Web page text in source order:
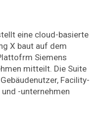
eine cloud-basierte
X baut auf dem
Siemens
mitteilt. Die Suite
Facility-
-unternehmen